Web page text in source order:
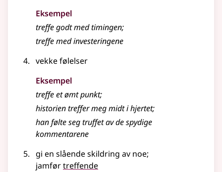
Eksempel
treffe godt med timingen;
treffe med investeringene
vekke følelser
Eksempel
treffe et ømt punkt;
historien treffer meg midt i hjertet;
han følte seg truffet av de spydige
kommentarene
gi en slående skildring av noe;
jamførtreffende